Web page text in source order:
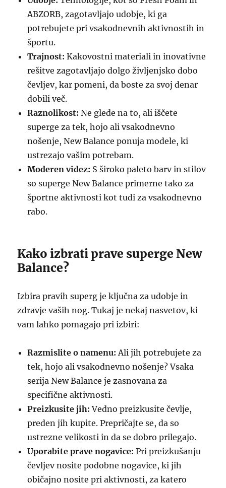
ABZORB, zagotavljajo udobje, ki ga
potrebujete pri vsakodnevnih aktivnostih in
športu.
Trajnost: Kakovostni materiali in inovativne
rešitve zagotavljajo dolgo življenjsko dobo
čevljev, kar pomeni, da boste za svoj denar
dobili več.
Raznolikost: Ne glede na to, ali iščete
superge za tek, hojo ali vsakodnevno
nošenje, New Balance ponuja modele, ki
ustrezajo vašim potrebam.
Moderen videz: S široko paleto barv in stilov
so superge New Balance primerne tako za
športne aktivnosti kot tudi za vsakodnevno
rabo.
Kako izbrati prave superge New
Balance?
Izbira pravih superg je ključna za udobje in
zdravje vaših nog. Tukaj je nekaj nasvetov, ki
vam lahko pomagajo pri izbiri:
Razmislite o namenu: Ali jih potrebujete za
tek, hojo ali vsakodnevno nošenje? Vsaka
serija New Balance je zasnovana za
specifične aktivnosti.
Preizkusite jih: Vedno preizkusite čevlje,
preden jih kupite. Prepričajte se, da so
ustrezne velikosti in da se dobro prilegajo.
Uporabite prave nogavice: Pri preizkušanju
čevljev nosite podobne nogavice, ki jih
običajno nosite pri aktivnosti, za katero